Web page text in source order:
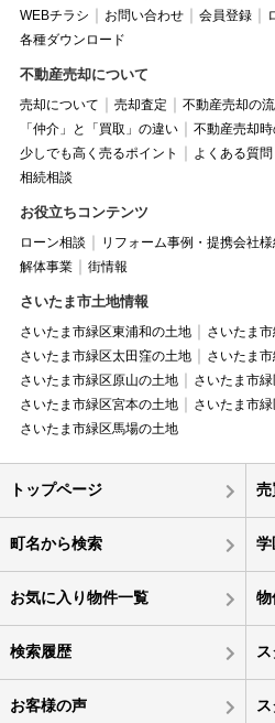
WEBチラシ
お問い合わせ 会員登録
各種ダウンロード
不動産売却について
売却について 売却査定
不動産売却の
「仲介」と「買取」の違い
不動産売却時
少しでも高く売るポイント
よくある質問
相続相談
お役立ちコンテンツ
ローン相談 リフォーム事例・提携会社
解体事業
街情報
さいたま市土地情報
さいたま市緑区東浦和の土地
さいたま
さいたま市緑区太田窪の土地
さいたま
さいたま市緑区原山の土地
さいたま市
さいたま市緑区宮本の土地
さいたま市
さいたま市緑区馬場の土地
トップページ 売
町名から検索 学
お気に入り物件一覧 物
検索履歴
お客様の声